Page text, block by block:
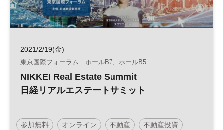
2021/2/19(金)
東京国際フォーラム ホールB7、ホールB5
NIKKEI Real Estate Summit
日経リアルエステートサミット
参加無料 オンライン 不動産 不動産投資